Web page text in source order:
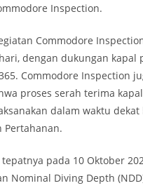
Inspection.
Commodore
dengan dukungan kapal
Commodore Inspection
proses serah terima
dalam waktu dekat
Pertahanan.
pada 10 Oktober
Nominal Diving Depth